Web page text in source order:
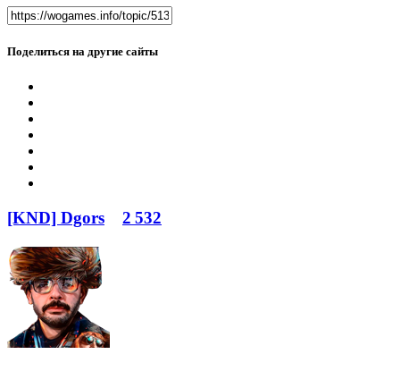
Поделиться на другие сайты
[KND] Dgors 2 532